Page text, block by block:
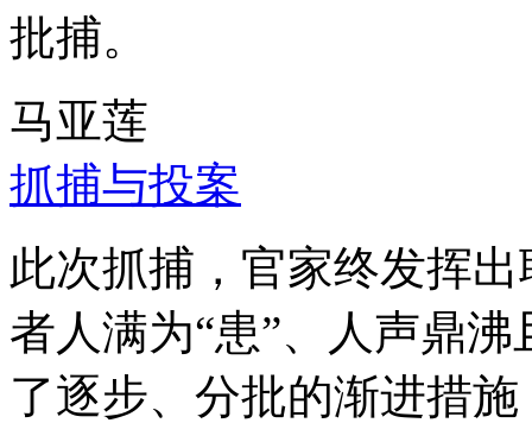
批捕。
马亚莲
抓捕与投案
此次抓捕，官家终发挥
者人满为“患”、人声鼎
了逐步、分批的渐进措